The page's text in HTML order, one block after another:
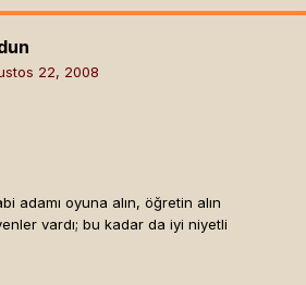
22, 2008
adamı oyuna alın, öğretin alın
vardı; bu kadar da iyi niyetli